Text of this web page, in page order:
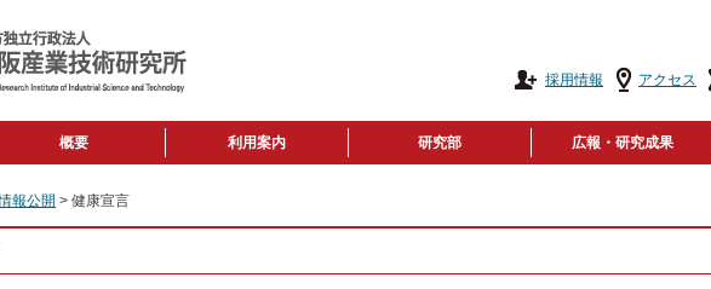
採用情報 アクセス
概要 利用案内 研究部 広報・研究成果
報公開 > 健康宣言